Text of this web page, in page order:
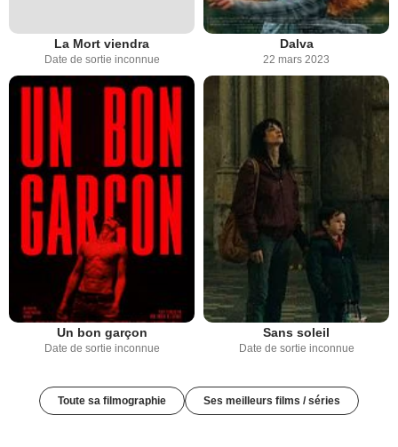
La Mort viendra
Date de sortie inconnue
Dalva
22 mars 2023
Un bon garçon
Date de sortie inconnue
Sans soleil
Date de sortie inconnue
Toute sa filmographie Ses meilleurs films / séries